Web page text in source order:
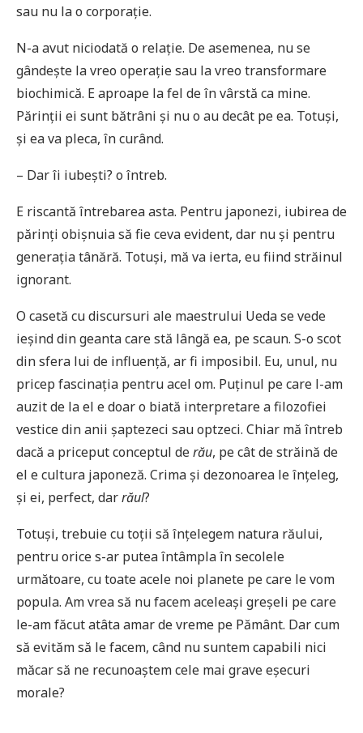
sau nu la o corporație.
N-a avut niciodată o relație. De asemenea, nu se
gândește la vreo operație sau la vreo transformare
biochimică. E aproape la fel de în vârstă ca mine.
Părinții ei sunt bătrâni și nu o au decât pe ea. Totuși,
și ea va pleca, în curând.
– Dar îi iubești? o întreb.
E riscantă întrebarea asta. Pentru japonezi, iubirea de
părinți obișnuia să fie ceva evident, dar nu și pentru
generația tânără. Totuși, mă va ierta, eu fiind străinul
ignorant.
O casetă cu discursuri ale maestrului Ueda se vede
ieșind din geanta care stă lângă ea, pe scaun. S-o scot
din sfera lui de influență, ar fi imposibil. Eu, unul, nu
pricep fascinația pentru acel om. Puținul pe care l-am
auzit de la el e doar o biată interpretare a filozofiei
vestice din anii șaptezeci sau optzeci. Chiar mă întreb
dacă a priceput conceptul derău, pe cât de străină de
el e cultura japoneză. Crima și dezonoarea le înțeleg,
și ei, perfect, darrăul?
Totuși, trebuie cu toții să înțelegem natura răului,
pentru orice s-ar putea întâmpla în secolele
următoare, cu toate acele noi planete pe care le vom
popula. Am vrea să nu facem aceleași greșeli pe care
le-am făcut atâta amar de vreme pe Pământ. Dar cum
să evităm să le facem, când nu suntem capabili nici
măcar să ne recunoaștem cele mai grave eșecuri
morale?